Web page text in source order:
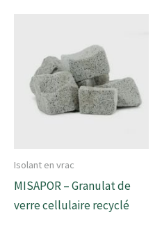
Isolant en vrac
MISAPOR – Granulat de
verre cellulaire recyclé